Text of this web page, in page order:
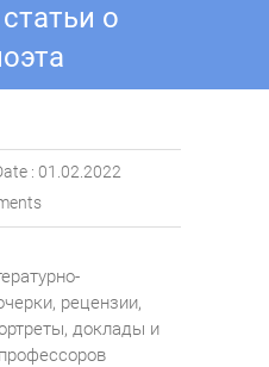
о
: 01.02.2022
рецензии,
доклады и